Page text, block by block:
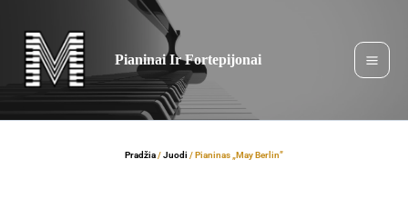
turinio
Pianinai Ir Fortepijonai
Pradžia/Juodi / Pianinas „May Berlin”